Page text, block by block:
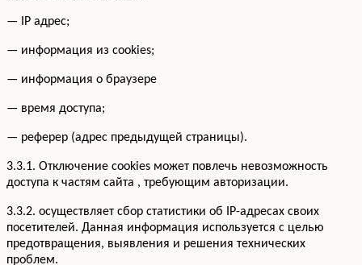
— IP адрес;
— информация из cookies;
— информация о браузере
— время доступа;
— реферер (адрес предыдущей страницы).
3.3.1. Отключение cookies может повлечь невозможность
доступа к частям сайта , требующим авторизации.
3.3.2. осуществляет сбор статистики об IP-адресах своих
посетителей. Данная информация используется с целью
предотвращения, выявления и решения технических
проблем.